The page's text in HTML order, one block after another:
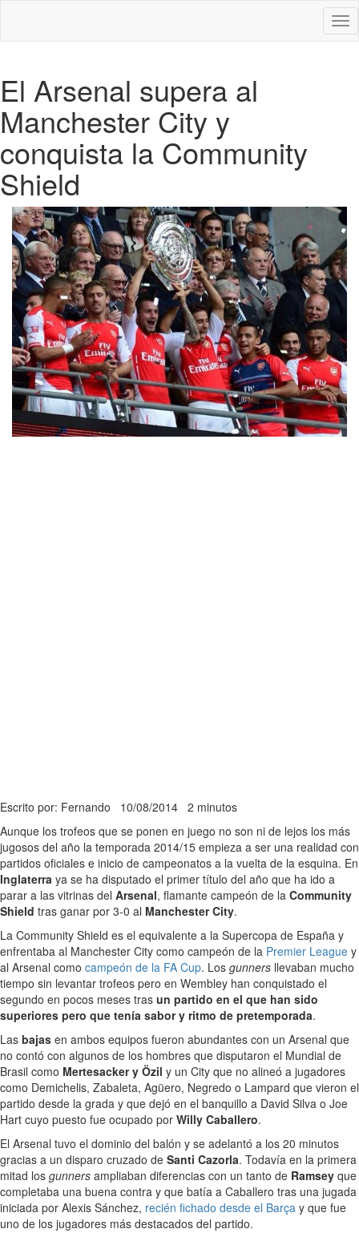
El Arsenal supera al
Manchester City y
conquista la Community
Shield
Escrito por: Fernando 10/08/2014 2 minutos
Aunque los trofeos que se ponen en juego no son ni de lejos los más
jugosos del año la temporada 2014/15 empieza a ser una realidad con
partidos oficiales e inicio de campeonatos a la vuelta de la esquina. En
Inglaterra ya se ha disputado el primer título del año que ha ido a
parar a las vitrinas del Arsenal, flamante campeón de la Community
Shield tras ganar por 3-0 al Manchester City.
La Community Shield es el equivalente a la Supercopa de España y
enfrentaba al Manchester City como campeón de la Premier League y
al Arsenal como campeón de la FA Cup. Los gunners llevaban mucho
tiempo sin levantar trofeos pero en Wembley han conquistado el
segundo en pocos meses tras un partido en el que han sido
superiores pero que tenía sabor y ritmo de pretemporada.
Las bajas en ambos equipos fueron abundantes con un Arsenal que
no contó con algunos de los hombres que disputaron el Mundial de
Brasil como Mertesacker y Özil y un City que no alineó a jugadores
como Demichelis, Zabaleta, Agüero, Negredo o Lampard que vieron el
partido desde la grada y que dejó en el banquillo a David Silva o Joe
Hart cuyo puesto fue ocupado por Willy Caballero.
El Arsenal tuvo el dominio del balón y se adelantó a los 20 minutos
gracias a un disparo cruzado de Santi Cazorla. Todavía en la primera
mitad los gunners ampliaban diferencias con un tanto de Ramsey que
completaba una buena contra y que batía a Caballero tras una jugada
iniciada por Alexis Sánchez, recién fichado desde el Barça y que fue
uno de los jugadores más destacados del partido.